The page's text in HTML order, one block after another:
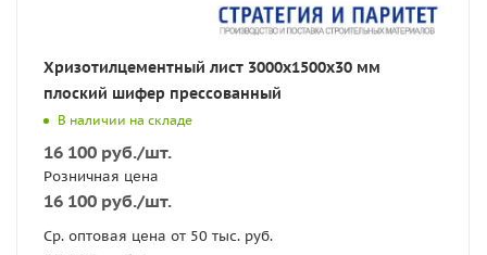
Хризотилцементный лист 3000х1500х30 мм
плоский шифер прессованный
В наличии на складе
16 100 руб./шт.
Розничная цена
16 100 руб./шт.
Ср. оптовая цена от 50 тыс. руб.